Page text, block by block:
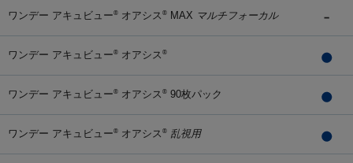
ワンデー アキュビュー® オアシス ® MAX マルチフォーカル
ワンデー アキュビュー® オアシス ®
ワンデー アキュビュー® オアシス ® 90枚パック
ワンデー アキュビュー® オアシス ® 乱視用